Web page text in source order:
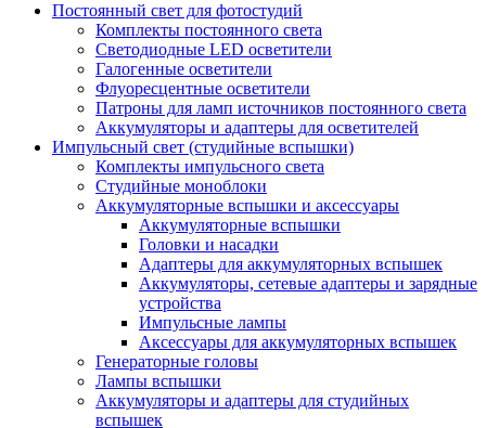
Постоянный свет для фотостудий
Комплекты постоянного света
Светодиодные LED осветители
Галогенные осветители
Флуоресцентные осветители
Патроны для ламп источников постоянного света
Аккумуляторы и адаптеры для осветителей
Импульсный свет (студийные вспышки)
Комплекты импульсного света
Студийные моноблоки
Аккумуляторные вспышки и аксессуары
Аккумуляторные вспышки
Головки и насадки
Адаптеры для аккумуляторных вспышек
Аккумуляторы, сетевые адаптеры и зарядные
устройства
Импульсные лампы
Аксессуары для аккумуляторных вспышек
Генераторные головы
Лампы вспышки
Аккумуляторы и адаптеры для студийных
вспышек